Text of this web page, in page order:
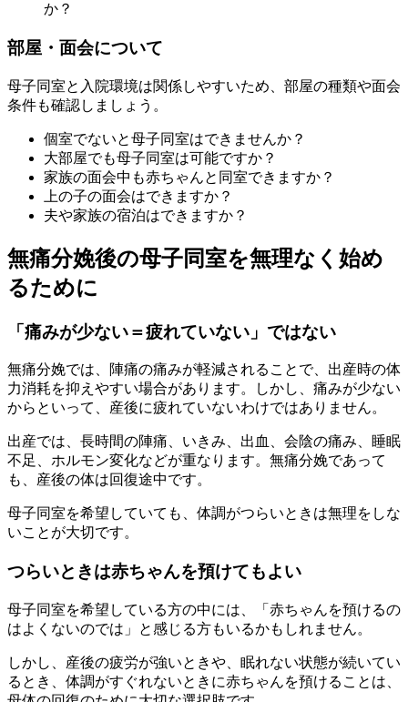
か？
部屋・面会について
母子同室と入院環境は関係しやすいため、部屋の種類や面会
条件も確認しましょう。
個室でないと母子同室はできませんか？
大部屋でも母子同室は可能ですか？
家族の面会中も赤ちゃんと同室できますか？
上の子の面会はできますか？
夫や家族の宿泊はできますか？
無痛分娩後の母子同室を無理なく始め
るために
「痛みが少ない＝疲れていない」ではない
無痛分娩では、陣痛の痛みが軽減されることで、出産時の体
力消耗を抑えやすい場合があります。しかし、痛みが少ない
からといって、産後に疲れていないわけではありません。
出産では、長時間の陣痛、いきみ、出血、会陰の痛み、睡眠
不足、ホルモン変化などが重なります。無痛分娩であって
も、産後の体は回復途中です。
母子同室を希望していても、体調がつらいときは無理をしな
いことが大切です。
つらいときは赤ちゃんを預けてもよい
母子同室を希望している方の中には、「赤ちゃんを預けるの
はよくないのでは」と感じる方もいるかもしれません。
しかし、産後の疲労が強いときや、眠れない状態が続いてい
るとき、体調がすぐれないときに赤ちゃんを預けることは、